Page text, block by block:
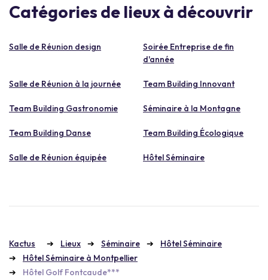
Catégories de lieux à découvrir
Salle de Réunion design
Soirée Entreprise de fin
d'année
Salle de Réunion à la journée Team Building Innovant
Team Building Gastronomie Séminaire à la Montagne
Team Building Danse Team Building Écologique
Salle de Réunion équipée Hôtel Séminaire
Kactus Lieux Séminaire
Hôtel Séminaire
Hôtel Séminaire à Montpellier
Hôtel Golf Fontcaude***